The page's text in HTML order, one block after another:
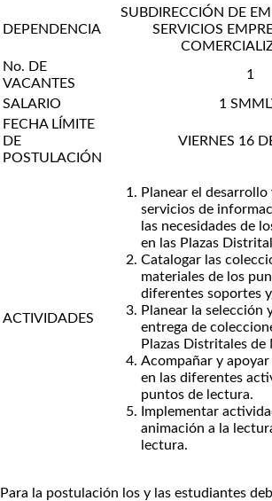
DEPENDENCIA
SUBDIRECCIÓN DE
SERVICIOS
No. DE
VACANTES
1
SALARIO
1
FECHA LÍMITE
DE
POSTULACIÓN
VIERNES 16
ACTIVIDADES
Planear el
servicios de
las necesidades de
en las Plazas
Catalogar las
materiales de los
diferentes soportes
Planear la selección
entrega de
Plazas Distritales de
Acompañar y
en las diferentes
puntos de lectura.
Implementar
animación a la
lectura.
Para la postulación los y las estudiantes